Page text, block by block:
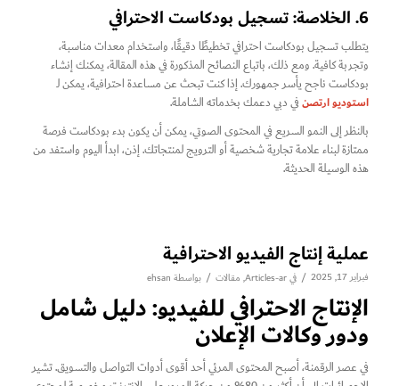
6. الخلاصة: تسجيل بودكاست الاحترافي
يتطلب تسجيل بودكاست احترافي تخطيطًا دقيقًا، واستخدام معدات مناسبة،
وتجربة كافية. ومع ذلك، باتباع النصائح المذكورة في هذه المقالة، يمكنك إنشاء
بودكاست ناجح يأسر جمهورك. إذا كنت تبحث عن مساعدة احترافية، يمكن لـ
استوديو ارتصنفي دبي دعمك بخدماته الشاملة.
بالنظر إلى النمو السريع في المحتوى الصوتي، يمكن أن يكون بدء بودكاست فرصة
ممتازة لبناء علامة تجارية شخصية أو الترويج لمنتجاتك. إذن، ابدأ اليوم واستفد من
هذه الوسيلة الحديثة.
عملية إنتاج الفيديو الاحترافية
فبراير 17, 2025 / فيArticles-ar
, مقالات / بواسطة ehsan
الإنتاج الاحترافي للفيديو: دليل شامل
ودور وكالات الإعلان
في عصر الرقمنة، أصبح المحتوى المرئي أحد أقوى أدوات التواصل والتسويق. تشير